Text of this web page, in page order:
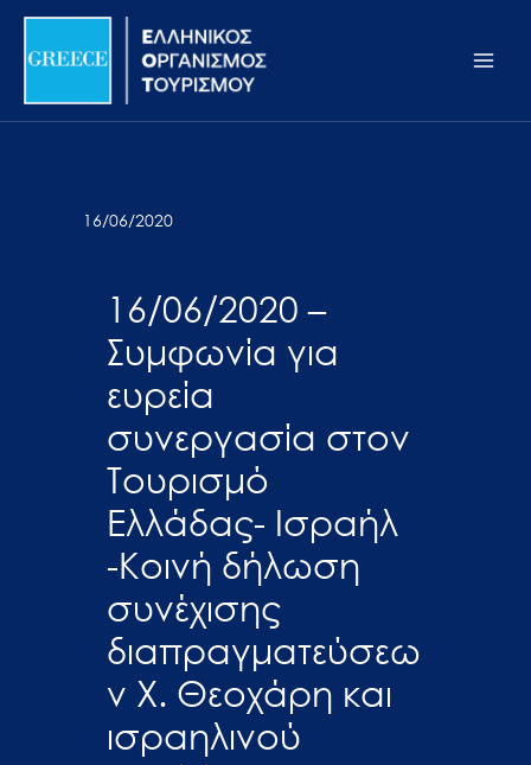
Σημείωση:
ιστότοπος
προσβασιμότητας.
Μετάβαση
περιεχόμενο
16/06/2020
16/06/2020 –
Συμφωνία για
ευρεία
συνεργασία στον
Τουρισμό
Ελλάδας- Ισραήλ
-Κοινή δήλωση
συνέχισης
διαπραγματεύσεω
ν Χ. Θεοχάρη και
ισραηλινού